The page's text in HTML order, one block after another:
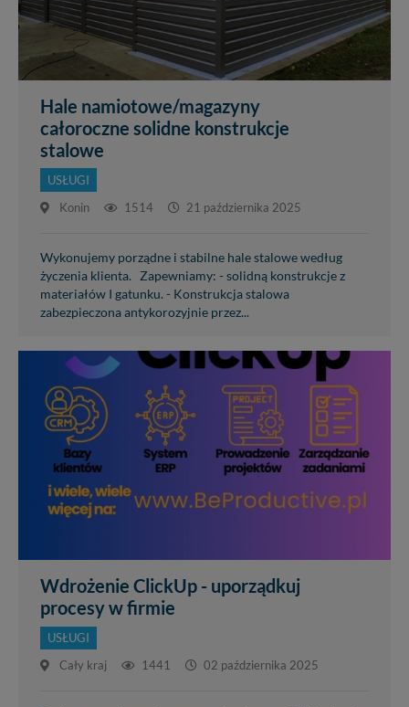
Hale namiotowe/magazyny
całoroczne solidne konstrukcje
stalowe
USŁUGI
Konin
1514 21 października 2025
Wykonujemy porządne i stabilne hale stalowe według
życzenia klienta. Zapewniamy: - solidną konstrukcje z
materiałów I gatunku. - Konstrukcja stalowa
zabezpieczona antykorozyjnie przez...
Wdrożenie ClickUp - uporządkuj
procesy w firmie
USŁUGI
Cały kraj
1441 02 października 2025